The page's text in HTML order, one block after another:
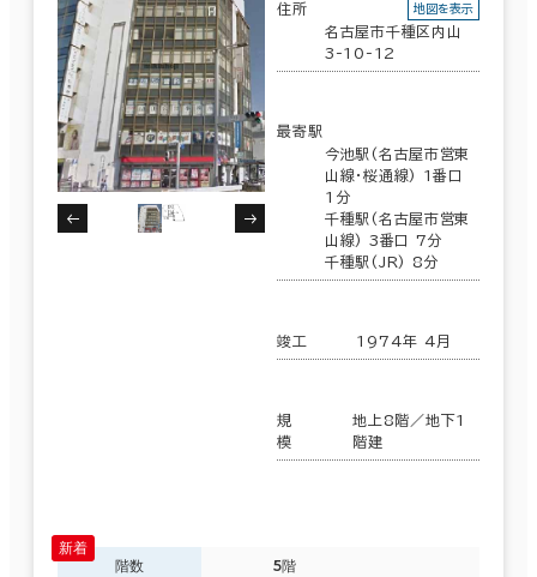
住所
名古屋市千種区内山
3-10-12
地図を表示
最寄駅
今池駅(名古屋市営東
山線･桜通線) 1番口
1分
千種駅(名古屋市営東
山線) 3番口 7分
千種駅(JR) 8分
竣工 1974年 4月
規
模
地上8階／地下1
階建
階数 5階